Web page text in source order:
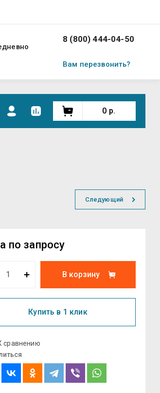
8 (800) 444-04-50
Вам перезвонить?
0 р.
Следующий
по запросу
В корзину
Купить в 1 клик
сравнению